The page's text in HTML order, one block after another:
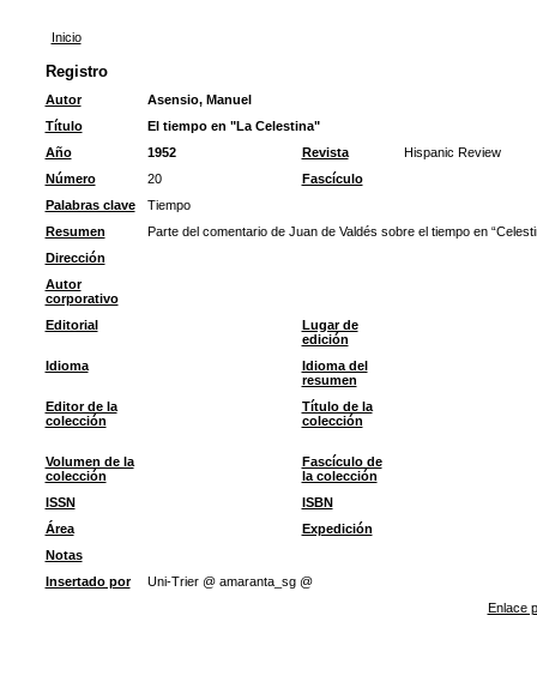
Inicio
Registro
Autor
Asensio, Manuel
Título
El tiempo en "La Celestina"
Año
1952 Revista
Hispanic Review
Número
20
Fascículo
Palabras clave
Tiempo
Resumen
Parte del comentario de Juan de Valdés sobre el tiempo en
Dirección
Autor
corporativo
Editorial
Lugar de
edición
Idioma
Idioma del
resumen
Editor de la
colección
Título de la
colección
Volumen de la
colección
Fascículo de
la colección
ISSN
ISBN
Área
Expedición
Notas
Insertado por
Uni-Trier @ amaranta_sg @
Enlace